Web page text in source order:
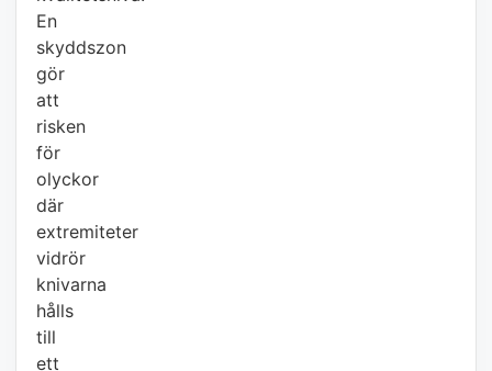
En
skyddszon
gör
att
risken
för
olyckor
där
extremiteter
vidrör
knivarna
hålls
till
ett